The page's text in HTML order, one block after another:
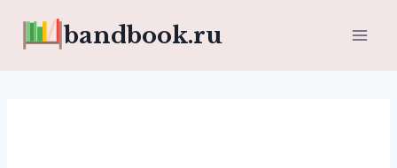
bandbook.ru